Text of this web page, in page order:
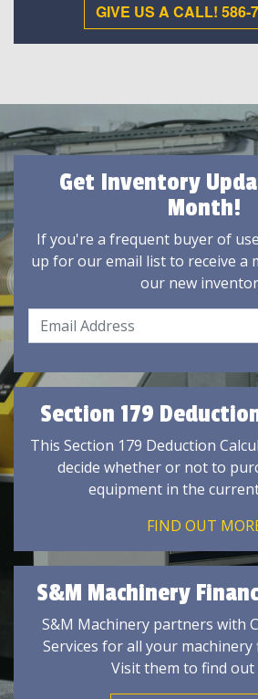
GIVE US A CALL! 586-
Get Inventory
Month!
If you're a frequent buyer of
up for our email list to receive a
our new
Section 179
This Section 179 Deduction
decide whether or not to
equipment in the
FIND OUT
S&M Machinery
S&M Machinery partners with
Services for all your machinery
Visit them to find out